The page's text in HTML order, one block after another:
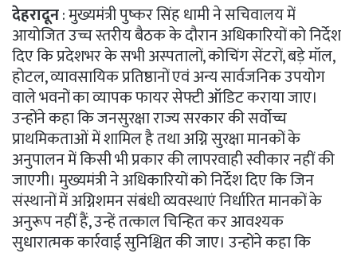
देहरादून: मुख्यमंत्री पुष्कर सिंह धामी ने सचिवालय में
आयोजित उच्च स्तरीय बैठक के दौरान अधिकारियों को निर्देश
दिए कि प्रदेशभर के सभी अस्पतालों, कोचिंग सेंटरों, बड़े मॉल,
होटल, व्यावसायिक प्रतिष्ठानों एवं अन्य सार्वजनिक उपयोग
वाले भवनों का व्यापक फायर सेफ्टी ऑडिट कराया जाए।
उन्होंने कहा कि जनसुरक्षा राज्य सरकार की सर्वोच्च
प्राथमिकताओं में शामिल है तथा अग्नि सुरक्षा मानकों के
अनुपालन में किसी भी प्रकार की लापरवाही स्वीकार नहीं की
जाएगी। मुख्यमंत्री ने अधिकारियों को निर्देश दिए कि जिन
संस्थानों में अग्निशमन संबंधी व्यवस्थाएं निर्धारित मानकों के
अनुरूप नहीं हैं, उन्हें तत्काल चिन्हित कर आवश्यक
सुधारात्मक कार्रवाई सुनिश्चित की जाए। उन्होंने कहा कि